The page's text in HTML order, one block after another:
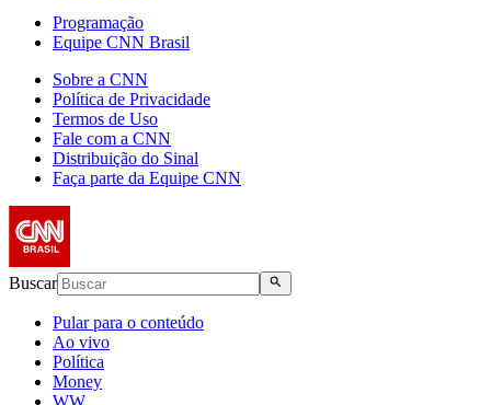
Programação
Equipe CNN Brasil
Sobre a CNN
Política de Privacidade
Termos de Uso
Fale com a CNN
Distribuição do Sinal
Faça parte da Equipe CNN
Buscar
Pular para o conteúdo
Ao vivo
Política
Money
WW